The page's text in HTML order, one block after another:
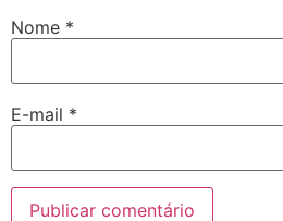
Nome *
E-mail *